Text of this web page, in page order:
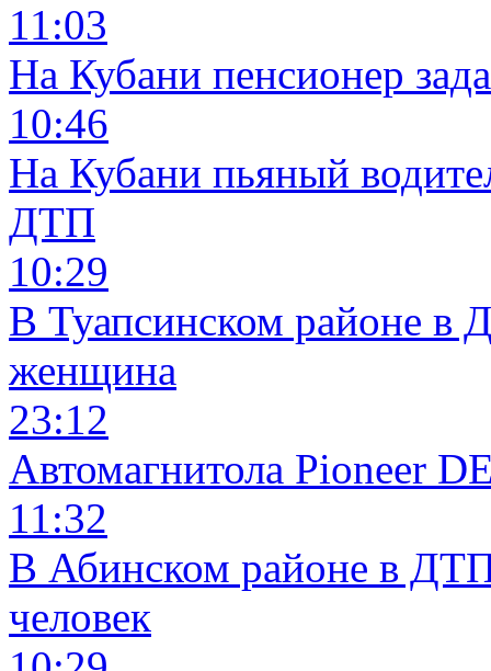
11:03
На Кубани пенсионер
10:46
На Кубани пьяный
ДТП
10:29
В Туапсинском районе в
женщина
23:12
Автомагнитола Pioneer
11:32
В Абинском районе в
человек